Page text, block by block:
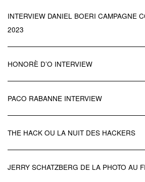
INTERVIEW DANIEL BOERI CAMPAGNE
2023
HONORÈ D’O INTERVIEW
PACO RABANNE INTERVIEW
THE HACK OU LA NUIT DES HACKERS
JERRY SCHATZBERG DE LA PHOTO AU